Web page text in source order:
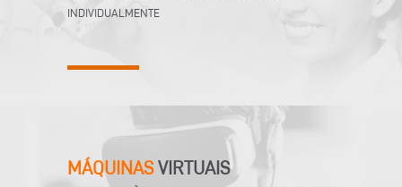
INDIVIDUALMENTE
MÁQUINASVIRTUAIS